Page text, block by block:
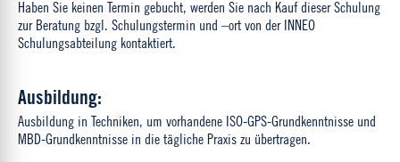
Haben Sie keinen Termin gebucht, werden Sie nach Kauf dieser Schulung
zur Beratung bzgl. Schulungstermin und –ort von der INNEO
Schulungsabteilung kontaktiert.
Ausbildung:
Ausbildung in Techniken, um vorhandene ISO-GPS-Grundkenntnisse und
MBD-Grundkenntnisse in die tägliche Praxis zu übertragen.